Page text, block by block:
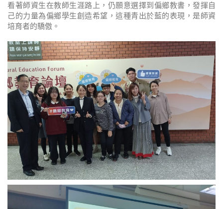
看著師資生在教師生涯路上，仍願意選擇到偏鄉教書，發揮自
己的力量為偏鄉學生創造希望，這種青出於藍的表現，是師資
培育者的驕傲。